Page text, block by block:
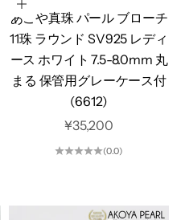
カートに追加
あこや真珠 パール ブローチ
11珠 ラウンド SV925 レディ
ース ホワイト 7.5-8.0mm 丸
まる 保管用グレーケース付
(6612)
セール価格
¥35,200
(0.0)